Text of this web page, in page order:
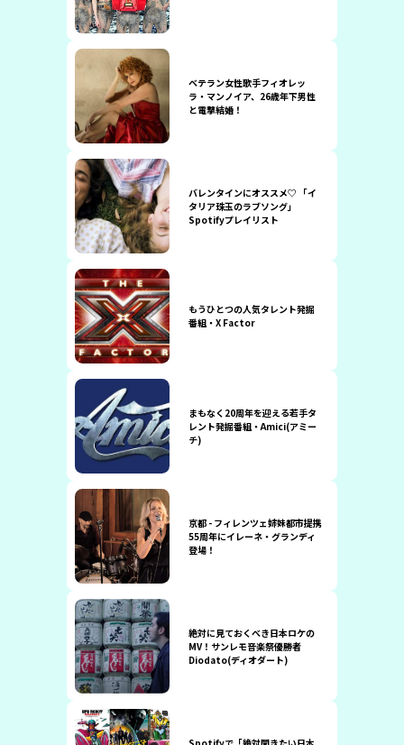
ベテラン女性歌手フィオレッ
ラ・マンノイア、26歳年下男性
と電撃結婚！
バレンタインにオススメ♡ 「イ
タリア珠玉のラブソング」
Spotifyプレイリスト
もうひとつの人気タレント発掘
番組・X Factor
まもなく20周年を迎える若手タ
レント発掘番組・Amici(アミー
チ)
京都 - フィレンツェ姉妹都市提携
55周年にイレーネ・グランディ
登場！
絶対に見ておくべき日本ロケの
MV！サンレモ音楽祭優勝者
Diodato(ディオダート)
Spotifyで「絶対聞きたい日本